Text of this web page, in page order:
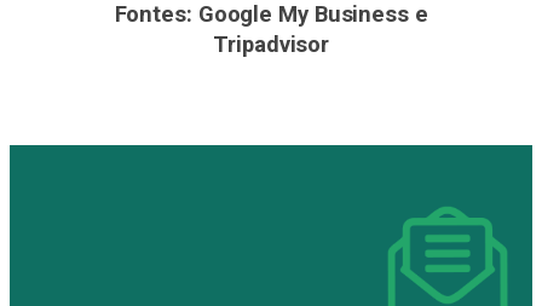
Fontes: Google My Business e
Tripadvisor